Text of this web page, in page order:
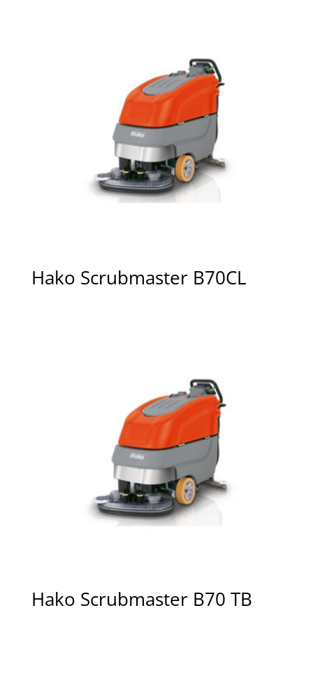
Hako Scrubmaster B70CL
Hako Scrubmaster B70 TB